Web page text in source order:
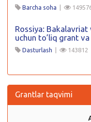
Barcha soha |
Rossiya:
uchun to’liq grant
Dasturlash | 143812
Grantlar taqvimi